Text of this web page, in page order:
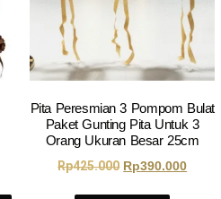
Pita Peresmian 3 Pompom Bulat
Paket Gunting Pita Untuk 3
Orang Ukuran Besar 25cm
Rp425.000 Rp390.000